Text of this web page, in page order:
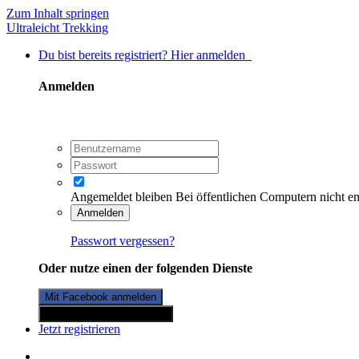
Zum Inhalt springen
Ultraleicht Trekking
Du bist bereits registriert? Hier anmelden
Anmelden
Angemeldet bleiben Bei öffentlichen Computern nicht
Anmelden
Passwort vergessen?
Oder nutze einen der folgenden Dienste
Mit Facebook anmelden
Jetzt registrieren